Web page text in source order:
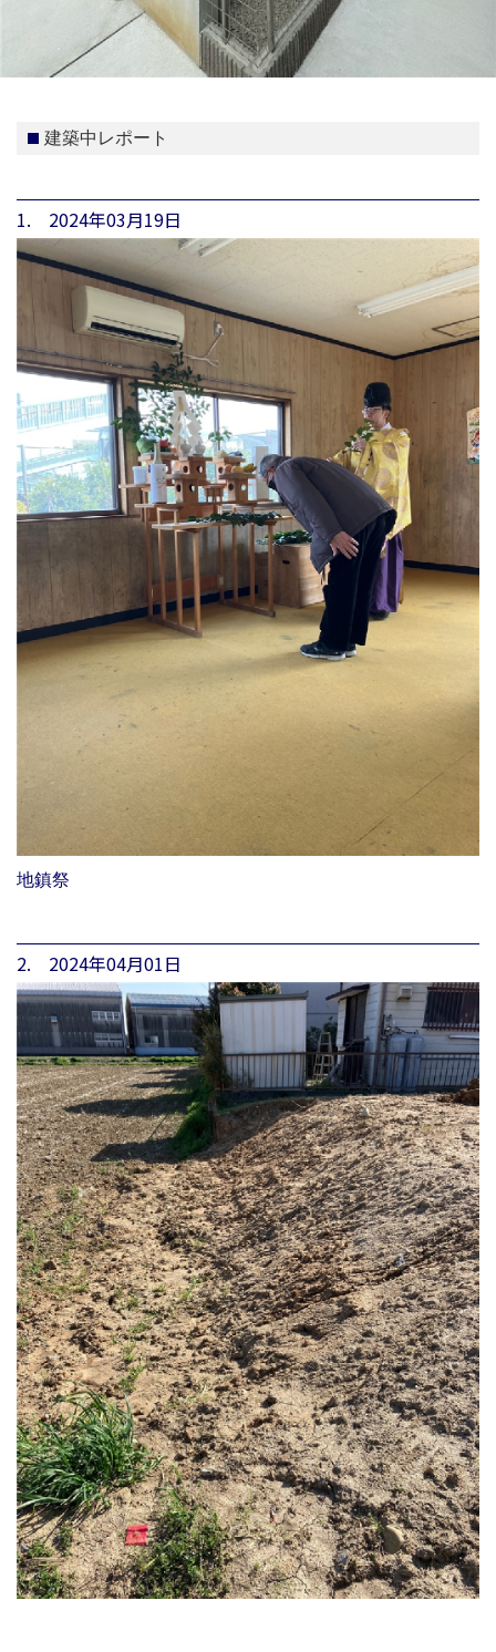
建築中レポート
1. 2024年03月19日
地鎮祭
2. 2024年04月01日